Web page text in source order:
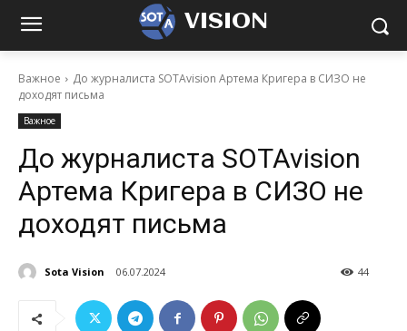
VISION
Важное
До журналиста SOTAvision Артема Кригера в СИЗО не
доходят письма
Важное
До журналиста SOTAvision
Артема Кригера в СИЗО не
доходят письма
Sota Vision 06.07.2024 44